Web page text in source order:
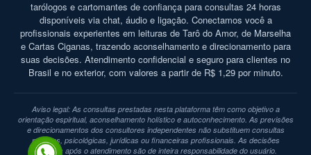
tarólogos e cartomantes de confiança para consultas 24 horas
disponíveis via chat, áudio e ligação. Conectamos você a
profissionais experientes em leituras de Tarô do Amor, de Marselha
e Cartas Ciganas, trazendo aconselhamento e direcionamento para
suas decisões. Atendimento confidencial e seguro para clientes no
Brasil e no exterior, com valores a partir de R$ 1,29 por minuto.
Aviso legal: As consultas prestadas nesta plataforma têm como objetivo a
orientação espiritual, aconselhamento holístico e autoconhecimento. As previsões
e direcionamentos dos consultores independentes não substituem consultas
médicas, psicológicas, jurídicas ou financeiras profissionais. As decisões
tomadas após o atendimento são de inteira responsabilidade do usuário.